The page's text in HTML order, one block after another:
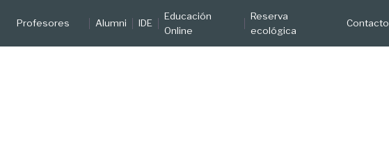
Profesores Alumni IDE
Educación
Online
Reserva
ecológica
Contacto